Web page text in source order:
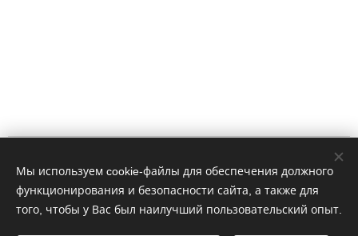
WhatsApp: 4915758274406
Мы используем cookie-файлы для обеспечения должного
функционирования и безопасности сайта, а также для
того, чтобы у Вас был наилучший пользовательский опыт.